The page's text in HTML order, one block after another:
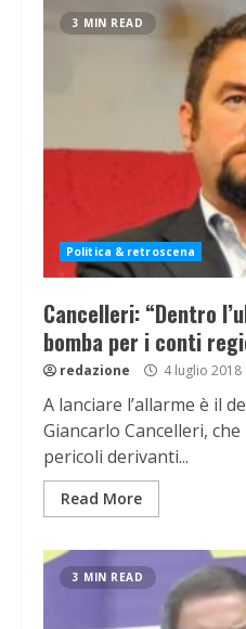
3 MIN READ
Politica & retroscena
Cancelleri: “Dentro
bomba per i conti
redazione 4 luglio 2018
A lanciare l’allarme è il
Giancarlo Cancelleri,
pericoli derivanti...
Read More
3 MIN READ